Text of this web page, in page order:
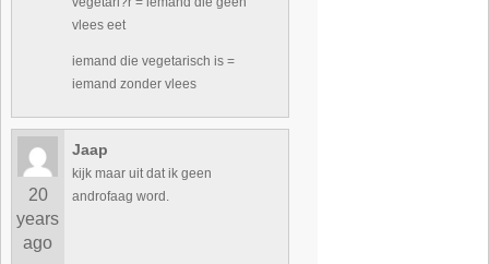
vlees eet
iemand die vegetarisch is =
iemand zonder vlees
20
years
ago
Jaap
kijk maar uit dat ik geen
androfaag word.